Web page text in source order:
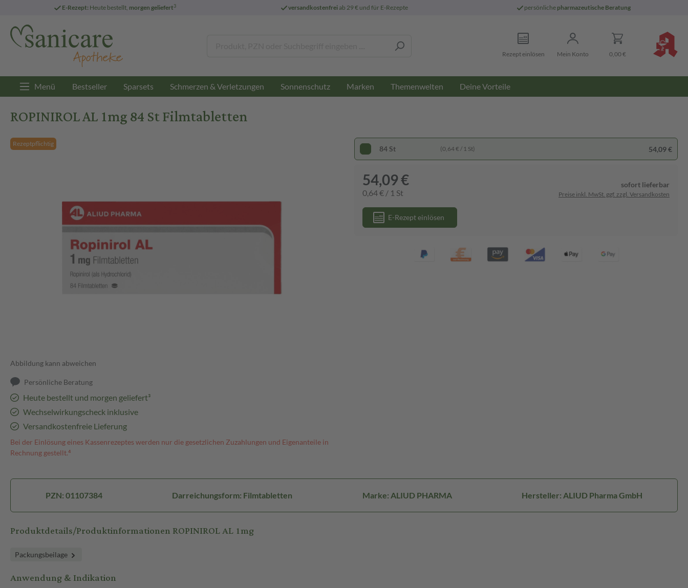
E-Rezept: Heute bestellt, morgen geliefert3 versandkostenfreiab 29 € und für E-Rezepte persönliche pharmazeutische Beratung
Rezept einlösen Mein Konto 0,00 €
Menü Bestseller Sparsets Schmerzen & Verletzungen Sonnenschutz Marken Themenwelten Deine Vorteile
ROPINIROL AL 1mg 84 St Filmtabletten
Rezeptpflichtig
Abbildung kann abweichen
Persönliche Beratung
Heute bestellt und morgen geliefert³
Wechselwirkungscheck inklusive
Versandkostenfreie Lieferung
Bei der Einlösung eines Kassenrezeptes werden nur die gesetzlichen Zuzahlungen und Eigenanteile in
Rechnung gestellt.⁴
84 St (0,64 € / 1 St) 54,09 €
54,09 €
0,64 € / 1 St
sofort lieferbar
Preise inkl. MwSt. ggf. zzgl. Versandkosten
E-Rezept einlösen
PZN: 01107384 Darreichungsform: Filmtabletten Marke: ALIUD PHARMA Hersteller: ALIUD Pharma GmbH
Produktdetails/Produktinformationen ROPINIROL AL 1mg
Packungsbeilage
Anwendung & Indikation